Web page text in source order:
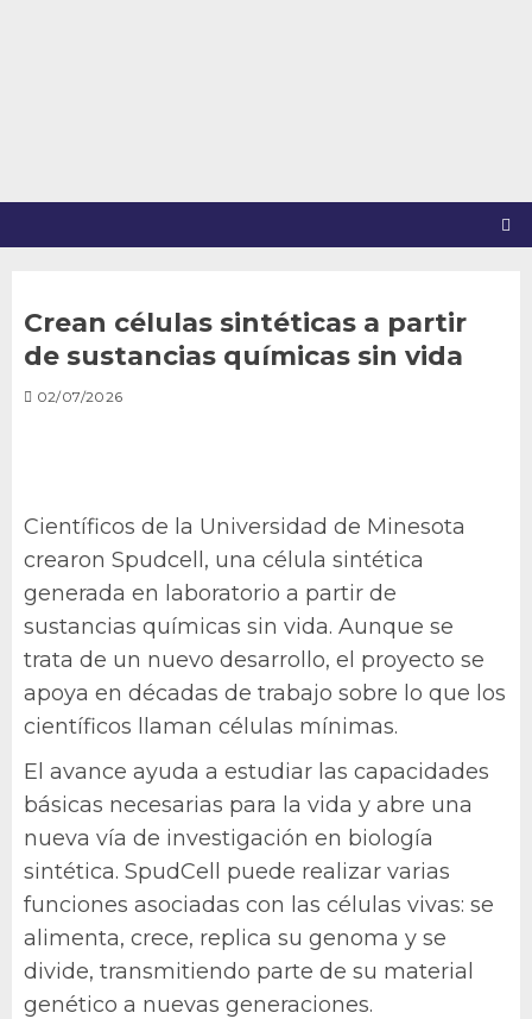
Crean células sintéticas a partir
de sustancias químicas sin vida
02/07/2026
Científicos de la Universidad de Minesota
crearon Spudcell, una célula sintética
generada en laboratorio a partir de
sustancias químicas sin vida. Aunque se
trata de un nuevo desarrollo, el proyecto se
apoya en décadas de trabajo sobre lo que los
científicos llaman células mínimas.
El avance ayuda a estudiar las capacidades
básicas necesarias para la vida y abre una
nueva vía de investigación en biología
sintética. SpudCell puede realizar varias
funciones asociadas con las células vivas: se
alimenta, crece, replica su genoma y se
divide, transmitiendo parte de su material
genético a nuevas generaciones.